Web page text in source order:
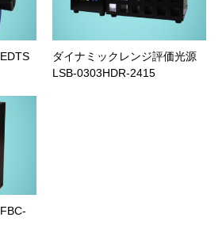
ダイナミックレンジ評価光源
LSB-0303HDR-2415